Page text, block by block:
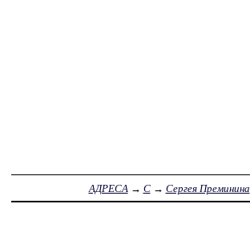
АДРЕСА → С→ Сергея Преминина